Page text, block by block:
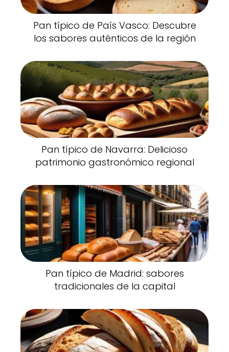
Pan típico de País Vasco: Descubre
los sabores auténticos de la región
Pan típico de Navarra: Delicioso
patrimonio gastronómico regional
Pan típico de Madrid: sabores
tradicionales de la capital